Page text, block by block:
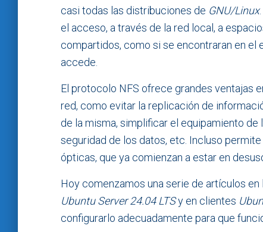
casi todas las distribuciones de GNU/Linux
el acceso, a través de la red local, a
compartidos, como si se encontraran en el
accede.
El protocolo NFS ofrece grandes ventajas
red, como evitar la replicación de
de la misma, simplificar el equipamiento
seguridad de los datos, etc. Incluso
ópticas, que ya comienzan a estar en
Hoy comenzamos una serie de artículos
Ubuntu Server 24.04 LTSy en clientes
configurarlo adecuadamente para que